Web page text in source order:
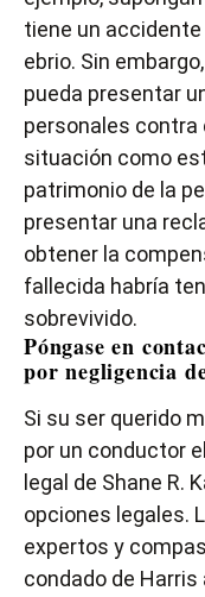
tiene un
ebrio. Sin
pueda presentar
personales contra
situación como
patrimonio de la
presentar una
obtener la
fallecida habría
sobrevivido.
Póngase en
por negligencia
Si su ser querido
por un conductor
legal de Shane R.
opciones legales.
expertos y
condado de Harris